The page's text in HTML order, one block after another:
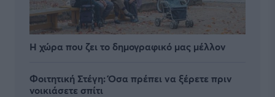
Η χώρα που ζει το δημογραφικό μας μέλλον
Φοιτητική Στέγη: Όσα πρέπει να ξέρετε πριν
νοικιάσετε σπίτι